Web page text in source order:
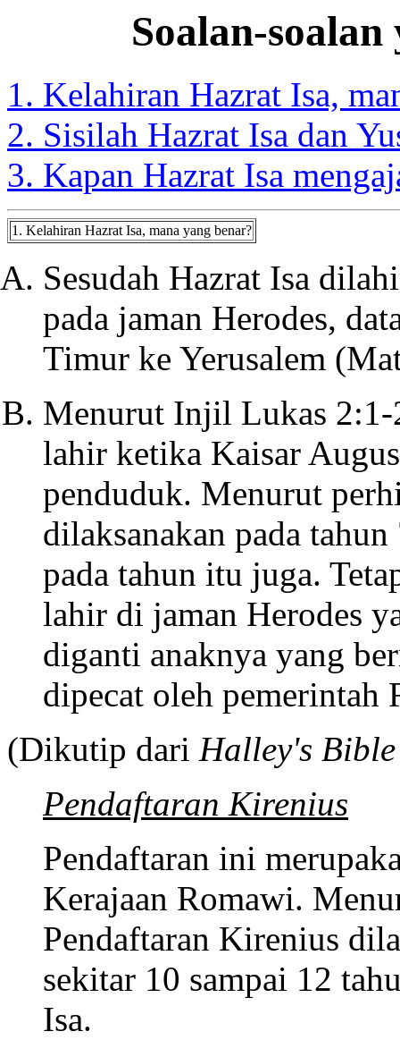
Soalan-
1. Kelahiran Hazrat Isa,
2. Sisilah Hazrat Isa dan
3. Kapan Hazrat Isa
1. Kelahiran Hazrat Isa, mana yang benar?
Sesudah Hazrat Isa
pada jaman Herodes,
Timur ke Yerusalem
Menurut Injil Lukas 2:1-
lahir ketika Kaisar
penduduk. Menurut
dilaksanakan pada
pada tahun itu juga.
lahir di jaman Herodes
diganti anaknya yang
dipecat oleh pemerintah
(Dikutip dari Halley's
Pendaftaran Kirenius
Pendaftaran ini
Kerajaan Romawi.
Pendaftaran Kirenius
sekitar 10 sampai 12
Isa.